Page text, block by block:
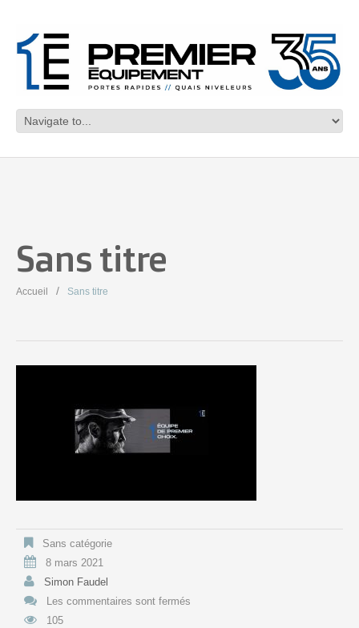
Sans titre
Accueil Sans titre
Sans catégorie
8 mars 2021
Simon Faudel
Les commentaires sont fermés
105